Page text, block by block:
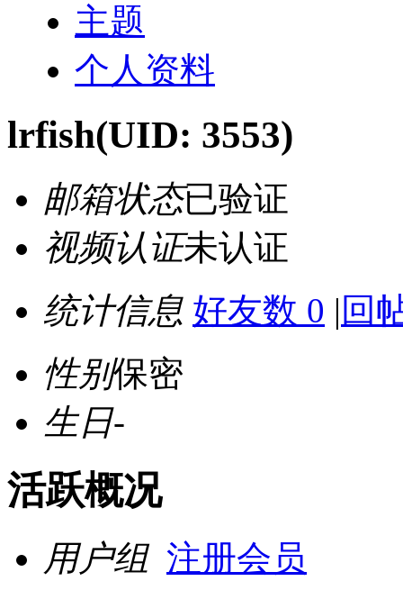
主题
个人资料
lrfish(UID: 3553)
邮箱状态已验证
视频认证未认证
统计信息 好友数 0 | 回
性别保密
生日-
活跃概况
用户组 注册会员